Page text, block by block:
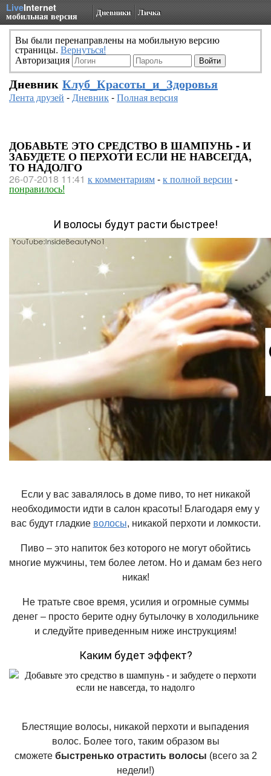
LiveInternet
мобильная версия Дневники Личка
Вы были перенаправлены на мобильную версию
страницы. Вернуться!
Авторизация
Дневник Клуб_Красоты_и_Здоровья
Лента друзей -Дневник-Полная версия
ДОБАВЬТЕ ЭТО СРЕДСТВО В ШАМПУНЬ - И
ЗАБУДЕТЕ О ПЕРХОТИ ЕСЛИ НЕ НАВСЕГДА,
ТО НАДОЛГО
26-07-2018 11:41 к комментариям-к полной версии -
понравилось!
И волосы будут расти быстрее!
Если у вас завалялось в доме пиво, то нет никакой
необходимости идти в салон красоты! Благодаря ему у
вас будут гладкие волосы, никакой перхоти и ломкости.
Пиво – это напиток без которого не могут обойтись
многие мужчины, тем более летом. Но и дамам без него
никак!
Не тратьте свое время, усилия и огромные суммы
денег – просто берите одну бутылочку в холодильнике
и следуйте приведенным ниже инструкциям!
Каким будет эффект?
Блестящие волосы, никакой перхоти и выпадения
волос. Более того, таким образом вы
сможете быстренько отрастить волосы (всего за 2
недели!)